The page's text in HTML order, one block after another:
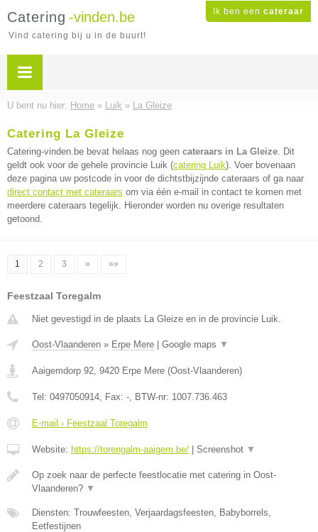
Ik ben een cateraar
Catering -vinden.be
Vind catering bij u in de buurt!
U bent nu hier: Home » Luik » La Gleize
Catering La Gleize
Catering-vinden.be bevat helaas nog geen cateraars in La Gleize. Dit
geldt ook voor de gehele provincie Luik (catering Luik). Voer bovenaan
deze pagina uw postcode in voor de dichtstbijzijnde cateraars of ga naar
direct contact met cateraars om via één e-mail in contact te komen met
meerdere cateraars tegelijk. Hieronder worden nu overige resultaten
getoond.
1 2 3 » »»
Feestzaal Toregalm
Niet gevestigd in de plaats La Gleize en in de provincie Luik.
Oost-Vlaanderen » Erpe Mere Google maps ▼
Aaigemdorp 92, 9420 Erpe Mere (Oost-Vlaanderen)
Tel: 0497050914, Fax: -, BTW-nr: 1007.736.463
E-mail › Feestzaal Toregalm
Website: https://torengalm-aaigem.be/ Screenshot ▼
Op zoek naar de perfecte feestlocatie met catering in Oost-
Vlaanderen? ▼
Diensten: Trouwfeesten, Verjaardagsfeesten, Babyborrels,
Eetfestijnen